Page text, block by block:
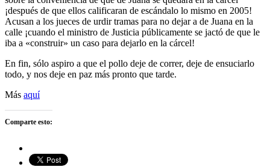
¡después de que ellos calificaran de escándalo lo mismo en 2005!
Acusan a los jueces de urdir tramas para no dejar a de Juana en la
calle ¡cuando el ministro de Justicia públicamente se jactó de que le
iba a «construir» un caso para dejarlo en la cárcel!
En fin, sólo aspiro a que el pollo deje de correr, deje de ensuciarlo
todo, y nos deje en paz más pronto que tarde.
Más aquí
Comparte esto: